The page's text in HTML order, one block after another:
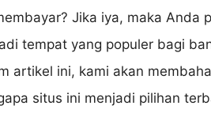
Jika iya, maka Anda
tempat yang populer bagi
artikel ini, kami akan
situs ini menjadi pilihan